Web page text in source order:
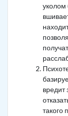
уколом
вредит
такого